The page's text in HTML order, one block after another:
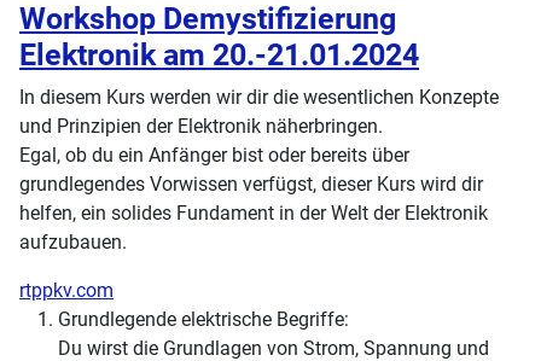
Workshop Demystifizierung
Elektronik am 20.-21.01.2024
In diesem Kurs werden wir dir die wesentlichen Konzepte
und Prinzipien der Elektronik näherbringen.
Egal, ob du ein Anfänger bist oder bereits über
grundlegendes Vorwissen verfügst, dieser Kurs wird dir
helfen, ein solides Fundament in der Welt der Elektronik
aufzubauen.
rtppkv.com
Grundlegende elektrische Begriffe:
Du wirst die Grundlagen von Strom, Spannung und